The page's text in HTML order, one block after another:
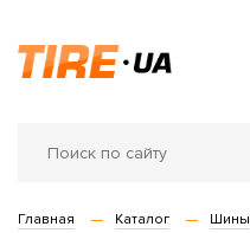
Главная Каталог Шины